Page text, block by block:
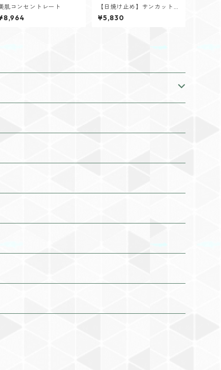
肌コンセントレート
【日焼け止め】サンカット
シャワーファンデオン 50m
L
¥5,830